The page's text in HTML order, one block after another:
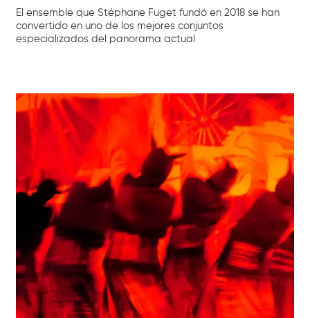
El ensemble que Stéphane Fuget fundó en 2018 se han
convertido en uno de los mejores conjuntos
especializados del panorama actual